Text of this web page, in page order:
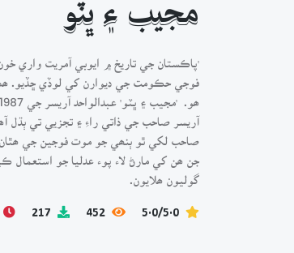
مجيب ۽ ڀٽو
'پاڪستان جي تاريخ ۾ ايوبي آمريت واري
فوجي حڪومت جي ديوارن کي لوڏي ڇڏيو. ھڪ
آريسر صاحب جي ذاتي راءِ ۽ تجزيي تي ٻڌل
صاحب لکي ٿو ٻنھي جو موت فوجين جي ھٿان
جن ھن کي مارڻ لاء پوء عدليا جو استعمال
گوليون ھلايون.
5.0/5.0
452
217